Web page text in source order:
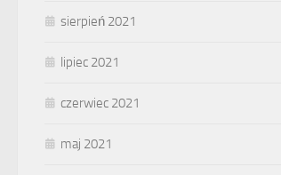
sierpień 2021
lipiec 2021
czerwiec 2021
maj 2021